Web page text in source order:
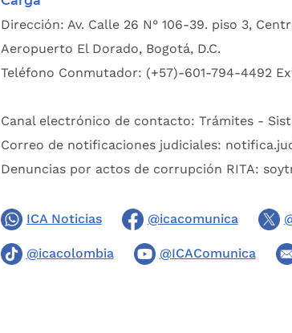
Dirección: Av. Calle 26 N° 106-39. piso 3,
Aeropuerto El Dorado, Bogotá, D.C.
Teléfono Conmutador: (+57)-601-794-4492
Canal electrónico de contacto: Trámites -
Correo de notificaciones judiciales:
Denuncias por actos de corrupción RITA:
ICA Noticias @icacomunica
@icacolombia @ICAComunica